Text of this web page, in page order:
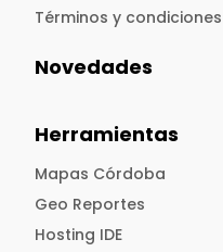
Términos y condiciones
Novedades
Herramientas
Mapas Córdoba
Geo Reportes
Hosting IDE